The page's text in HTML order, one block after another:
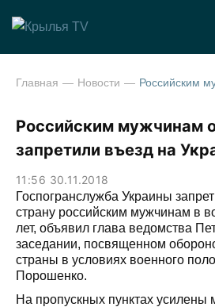
Главная Новости
Российским мужчинам
запретили въезд на
11:56 30.11.2018
Госпогранслужба Украины
страну российским мужчинам в
лет, объявил глава ведомства
заседании, посвященном
страны в условиях военного
Порошенко.
На пропускных пунктах усилены